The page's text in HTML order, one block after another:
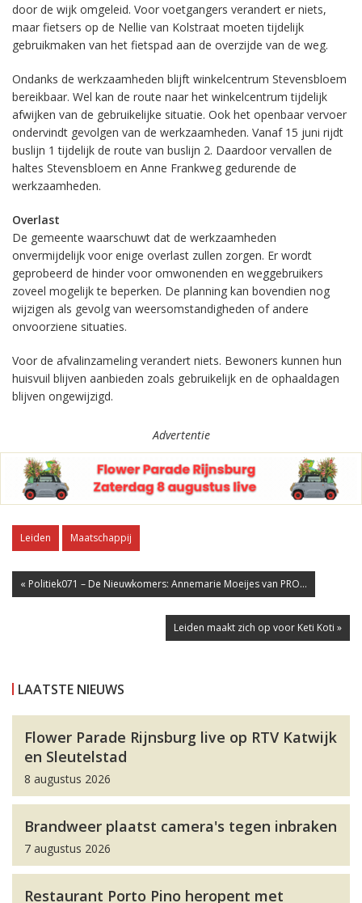
door de wijk omgeleid. Voor voetgangers verandert er niets,
maar fietsers op de Nellie van Kolstraat moeten tijdelijk
gebruikmaken van het fietspad aan de overzijde van de weg.
Ondanks de werkzaamheden blijft winkelcentrum Stevensbloem
bereikbaar. Wel kan de route naar het winkelcentrum tijdelijk
afwijken van de gebruikelijke situatie. Ook het openbaar vervoer
ondervindt gevolgen van de werkzaamheden. Vanaf 15 juni rijdt
buslijn 1 tijdelijk de route van buslijn 2. Daardoor vervallen de
haltes Stevensbloem en Anne Frankweg gedurende de
werkzaamheden.
Overlast
De gemeente waarschuwt dat de werkzaamheden
onvermijdelijk voor enige overlast zullen zorgen. Er wordt
geprobeerd de hinder voor omwonenden en weggebruikers
zoveel mogelijk te beperken. De planning kan bovendien nog
wijzigen als gevolg van weersomstandigheden of andere
onvoorziene situaties.
Voor de afvalinzameling verandert niets. Bewoners kunnen hun
huisvuil blijven aanbieden zoals gebruikelijk en de ophaaldagen
blijven ongewijzigd.
Advertentie
Leiden Maatschappij
« Politiek071 – De Nieuwkomers: Annemarie Moeijes van PRO...
Leiden maakt zich op voor Keti Koti »
LAATSTE NIEUWS
Flower Parade Rijnsburg live op RTV Katwijk
en Sleutelstad
8 augustus 2026
Brandweer plaatst camera's tegen inbraken
7 augustus 2026
Restaurant Porto Pino heropent met